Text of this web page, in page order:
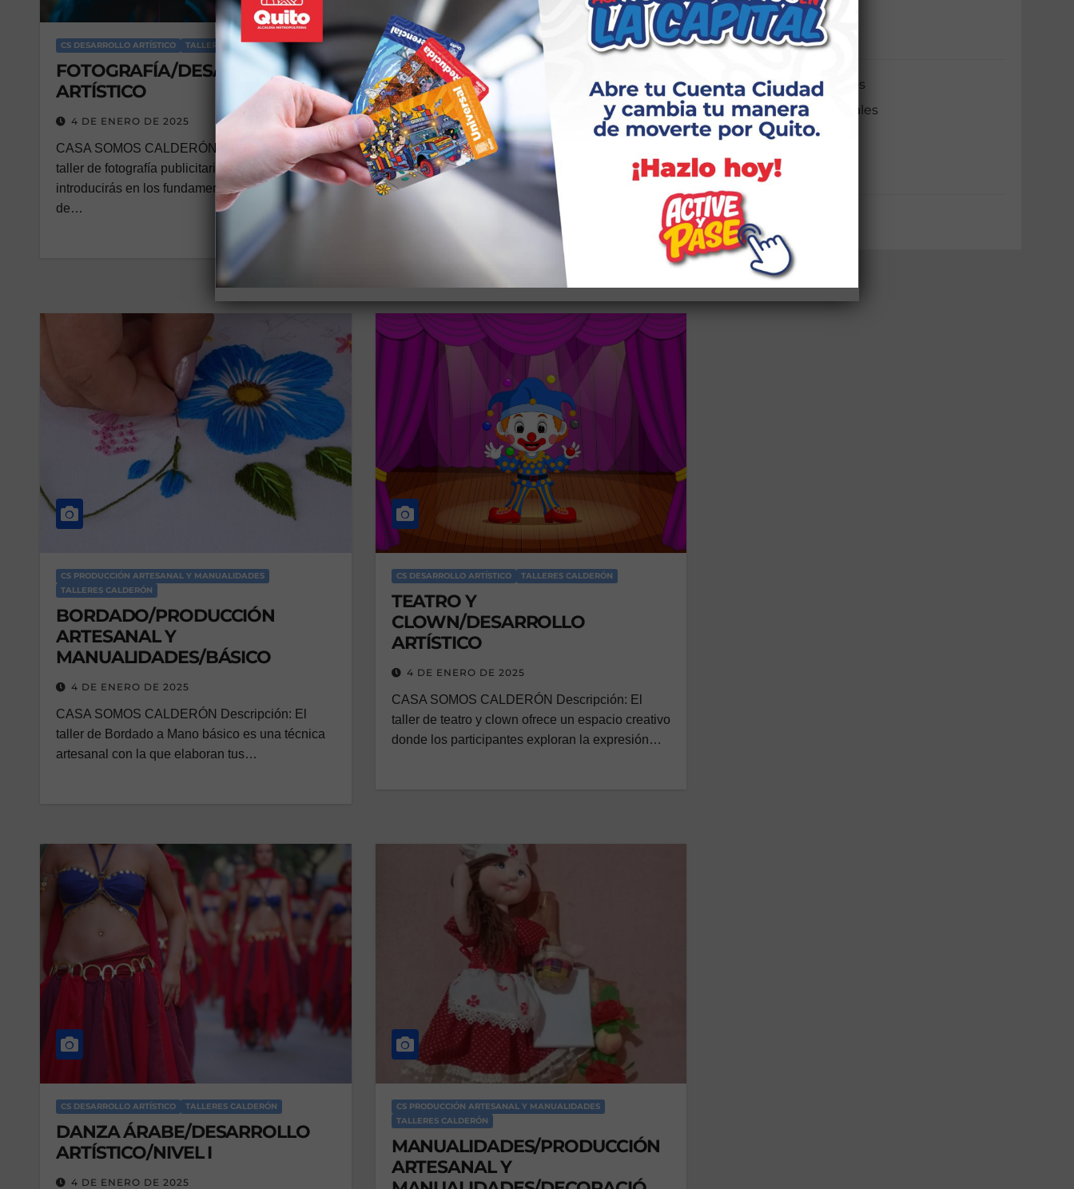
CS DESARROLLO ARTÍSTICO TALLERES CALDERÓN
FOTOGRAFÍA/DESARROLLO
ARTÍSTICO
4 DE ENERO DE 2025
CASA SOMOS CALDERÓN Descripción: En el
taller de fotografía publicitaria básica, te
introducirás en los fundamentos de la captura
de…
CS PRODUCCIÓN ARTESANAL Y MANUALIDADES
TALLERES CALDERÓN
BORDADO/PRODUCCIÓN
ARTESANAL Y
MANUALIDADES/AVANZADO
4 DE ENERO DE 2025
CASA SOMOS CALDERÓN Descripción: Taller
de Bordado a Mano Avanzado es una técnica
artesanal con la que elaboran tus manos…
CS PRODUCCIÓN ARTESANAL Y MANUALIDADES
TALLERES CALDERÓN
BORDADO/PRODUCCIÓN
ARTESANAL Y
MANUALIDADES/BÁSICO
4 DE ENERO DE 2025
CASA SOMOS CALDERÓN Descripción: El
taller de Bordado a Mano básico es una técnica
artesanal con la que elaboran tus…
CS DESARROLLO ARTÍSTICO TALLERES CALDERÓN
TEATRO Y
CLOWN/DESARROLLO
ARTÍSTICO
4 DE ENERO DE 2025
CASA SOMOS CALDERÓN Descripción: El
taller de teatro y clown ofrece un espacio creativo
donde los participantes exploran la expresión…
CS DESARROLLO ARTÍSTICO TALLERES CALDERÓN
DANZA ÁRABE/DESARROLLO
ARTÍSTICO/NIVEL I
4 DE ENERO DE 2025
CS PRODUCCIÓN ARTESANAL Y MANUALIDADES
TALLERES CALDERÓN
MANUALIDADES/PRODUCCIÓN
ARTESANAL Y
Mingas
AIER
Servicios Ciudadanos
Servicios Municipales
Capacitaciones
Puntos Wifi
Noticias Zonales